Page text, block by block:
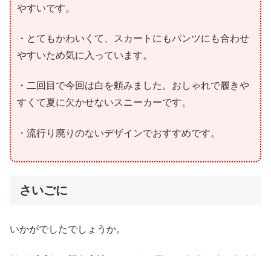
やすいです。
・とてもかわいくて、スカートにもパンツにも合わせ
やすいため気に入っています。
・二回目で今回は白を頼みました。おしゃれで履きや
すくて夏に欠かせないスニーカーです。
・流行り廃りのないデザインでおすすめです。
さいごに
いかがでしたでしょうか。